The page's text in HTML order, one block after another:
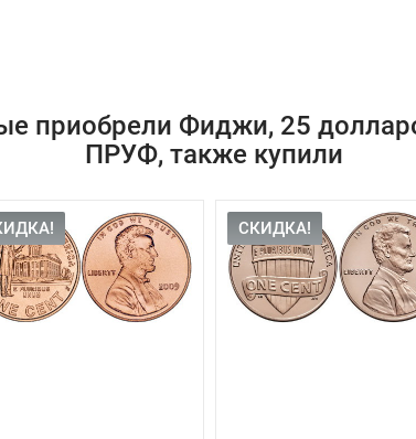
приобрели Фиджи, 25
ПРУФ, также купили
СКИДКА!